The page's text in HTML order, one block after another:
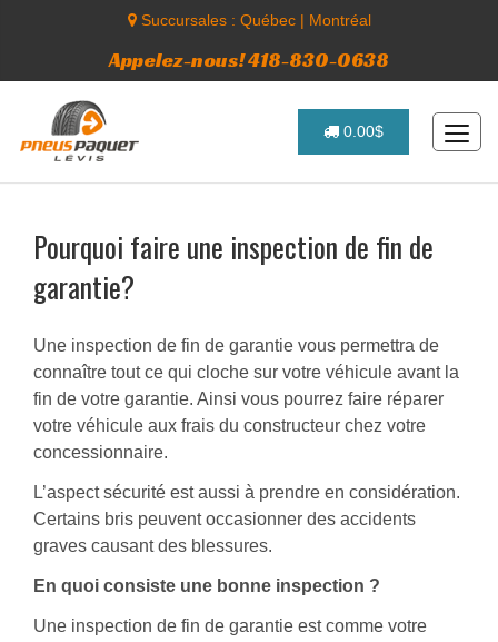
Succursales : Québec| Montréal
Appelez-nous! 418-830-0638
0.00$
Pourquoi faire une inspection de fin de
garantie?
Une inspection de fin de garantie vous permettra de
connaître tout ce qui cloche sur votre véhicule avant la
fin de votre garantie. Ainsi vous pourrez faire réparer
votre véhicule aux frais du constructeur chez votre
concessionnaire.
L’aspect sécurité est aussi à prendre en considération.
Certains bris peuvent occasionner des accidents
graves causant des blessures.
En quoi consiste une bonne inspection ?
Une inspection de fin de garantie est comme votre